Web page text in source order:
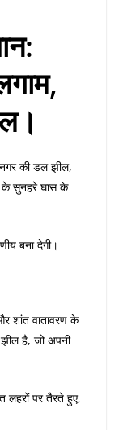
की डल झील,
के सुनहरे घास के
बना देगी।
शांत वातावरण के
है, जो अपनी
लहरों पर तैरते हुए,